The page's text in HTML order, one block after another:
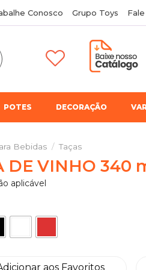
Conosco Grupo Toys
POTES DECORAÇÃO
Bebidas / Taças
DE VINHO 340
aplicável
aos Favoritos